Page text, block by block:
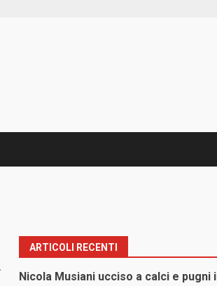
ARTICOLI RECENTI
Nicola Musiani ucciso a calci e pugni